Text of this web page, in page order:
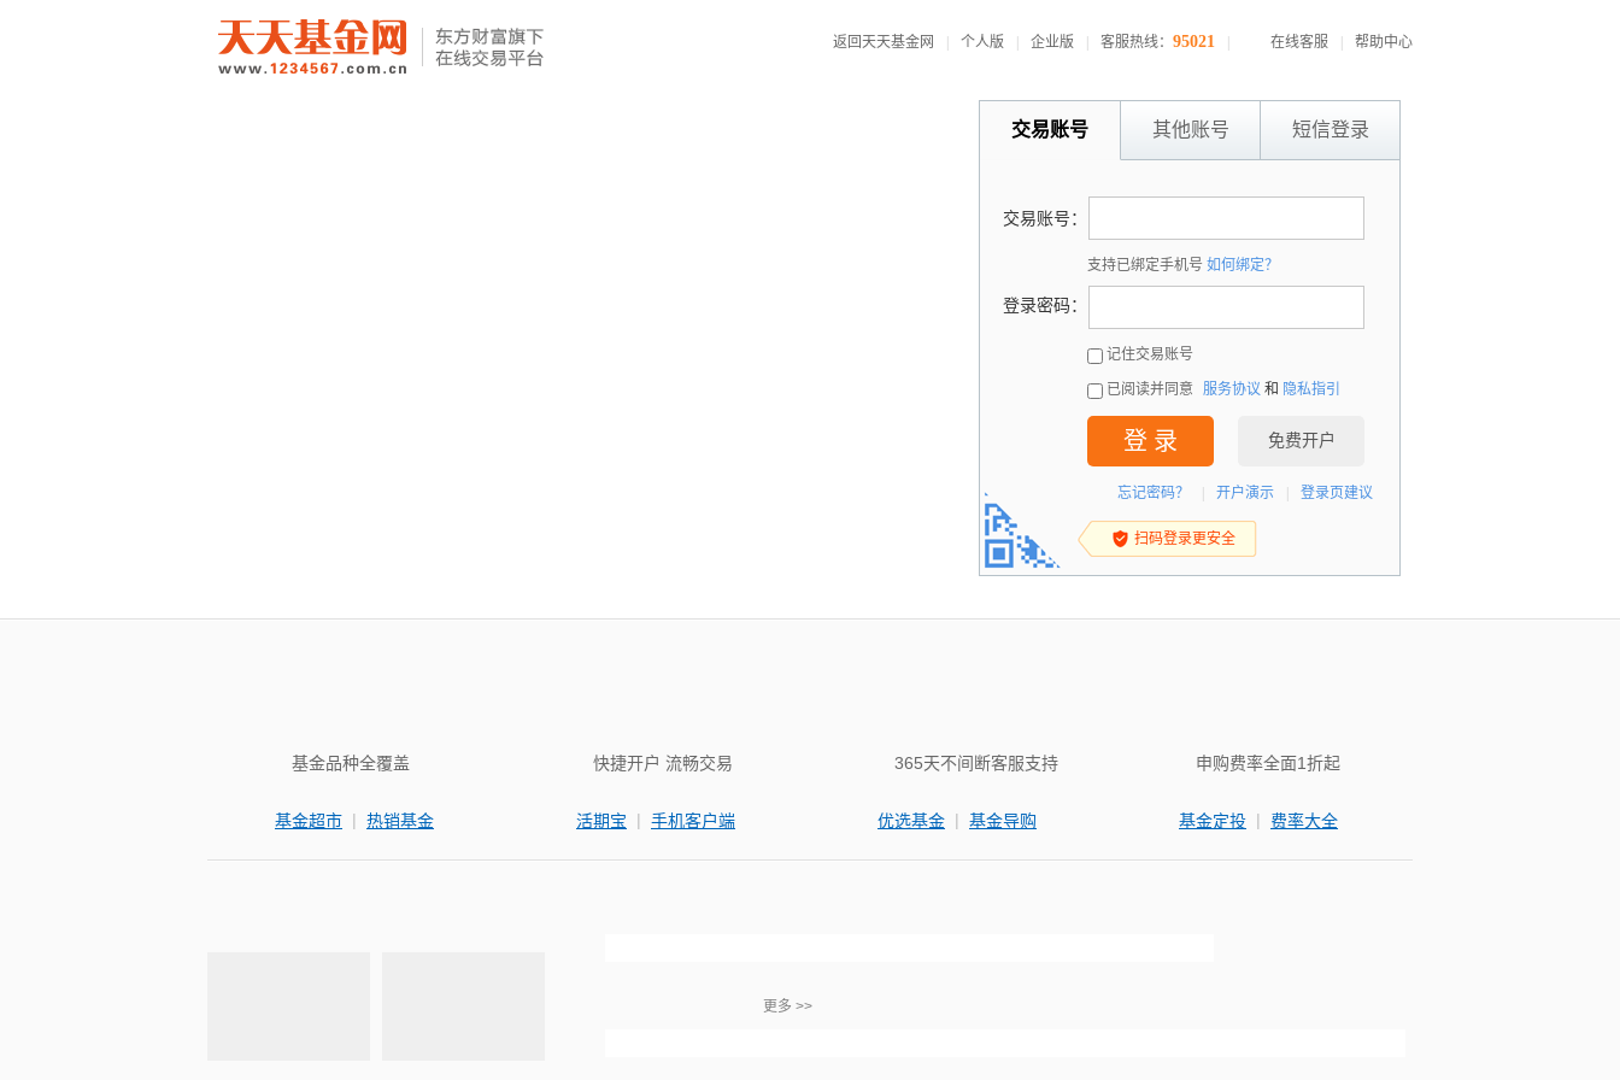
返回天天基金网 个人版 企业版 客服热线： 95021 在线客服 帮助中心
交易账号 其他账号 短信登录
交易账号：
支持已绑定手机号 如何绑定？
登录密码：
记住交易账号
已阅读并同意 服务协议 和 隐私指引
登 录 免费开户
忘记密码？ 开户演示 登录页建议
扫码登录更安全
基金品种全覆盖
基金超市 | 热销基金
快捷开户 流畅交易
活期宝 | 手机客户端
365天不间断客服支持
优选基金 | 基金导购
申购费率全面1折起
基金定投 | 费率大全
更多 >>